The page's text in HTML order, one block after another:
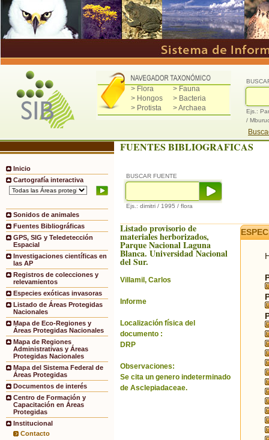
> Flora
> Fauna
> Hongos
> Bacteria
> Protista
> Archaea
Ejs.:
/
Inicio
Cartografía interactiva
Sonidos de animales
Fuentes Bibliográficas
GPS, SIG y Teledetección
Espacial
Investigaciones científicas en
las AP
Registros de colecciones y
relevamientos
Especies exóticas invasoras
Listado de Áreas Protegidas
Nacionales
Mapa de Eco-Regiones y
Áreas Protegidas Nacionales
Mapa de Regiones
Administrativas y Áreas
Protegidas Nacionales
Mapa del Sistema Federal de
Áreas Protegidas
Documentos de interés
Centro de Formación y
Capacitación en Áreas
Protegidas
Institucional
Contacto
FUENTES BIBLIOGRAFICAS
BUSCAR FUENTE
Ejs.: dimitri / 1995 / flora
Listado provisorio de
materiales herborizados,
Parque Nacional Laguna
Blanca. Universidad Nacional
del Sur.
Villamil, Carlos
Informe
Localización física del
documento :
DRP
Observaciones:
Se cita un genero indeterminado
de Asclepiadaceae.